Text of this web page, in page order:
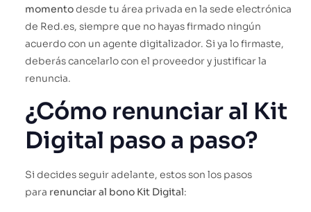
momentodesde tu área privada en la sede electrónica
de Red.es, siempre que no hayas firmado ningún
acuerdo con un agente digitalizador. Si ya lo firmaste,
deberás cancelarlo con el proveedor y justificar la
renuncia.
¿Cómo renunciar al Kit
Digital paso a paso?
Si decides seguir adelante, estos son los pasos
para renunciar al bono Kit Digital: